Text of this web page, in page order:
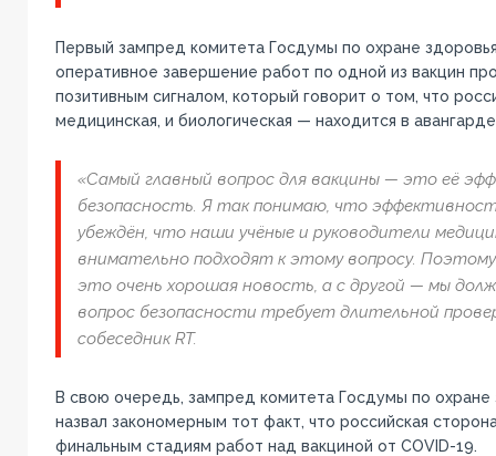
Первый зампред комитета Госдумы по охране
оперативное завершение работ по одной из вакцин
позитивным сигналом, который говорит о том, что
медицинская, и биологическая — находится в
«Самый главный вопрос для вакцины — это её
безопасность. Я так понимаю, что
убеждён, что наши учёные и руководители
внимательно подходят к этому вопросу.
это очень хорошая новость, а с другой — мы
вопрос безопасности требует длительной
собеседник RT.
В свою очередь, зампред комитета Госдумы по охране
назвал закономерным тот факт, что российская
финальным стадиям работ над вакциной от COVID-19.